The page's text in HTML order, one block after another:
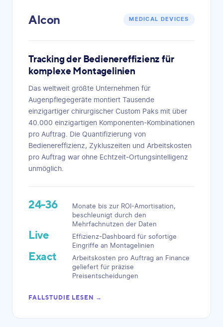
Alcon MEDICAL DEVICES
Tracking der Bedienereffizienz für
komplexe Montagelinien
Das weltweit größte Unternehmen für
Augenpflegegeräte montiert Tausende
einzigartiger chirurgischer Custom Paks mit über
40.000 einzigartigen Komponenten-Kombinationen
pro Auftrag. Die Quantifizierung von
Bedienereffizienz, Zykluszeiten und Arbeitskosten
pro Auftrag war ohne Echtzeit-Ortungsintelligenz
unmöglich.
24-36
Monate bis zur ROI-Amortisation,
beschleunigt durch den
Mehrfachnutzen der Daten
Live
Effizienz-Dashboard für sofortige
Eingriffe an Montagelinien
Exact
Arbeitskosten pro Auftrag an Finance
geliefert für präzise
Preisentscheidungen
FALLSTUDIE LESEN →